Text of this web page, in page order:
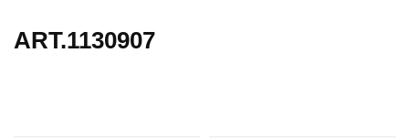
ART.1130907